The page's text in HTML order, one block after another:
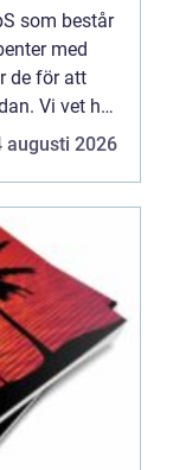
som består
med
de för att
Vi vet hur
en
augusti 2026